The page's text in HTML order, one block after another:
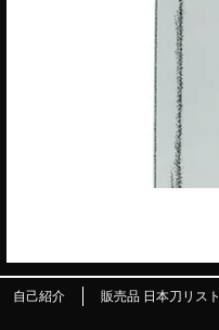
自己紹介 販売品 日本刀リスト